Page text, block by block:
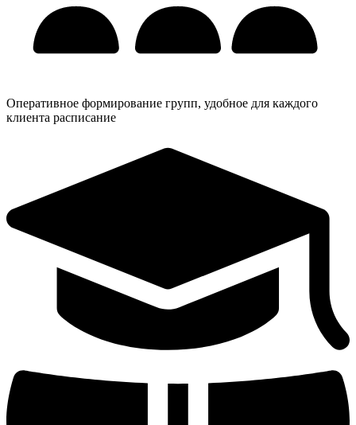
Оперативное формирование групп, удобное для каждого
клиента расписание